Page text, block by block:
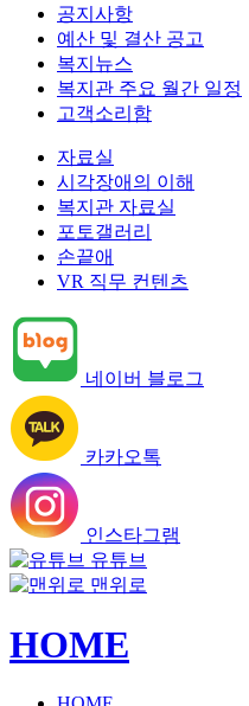
공지사항
예산 및 결산 공고
복지뉴스
복지관 주요 월간 일정
고객소리함
자료실
시각장애의 이해
복지관 자료실
포토갤러리
손끝애
VR 직무 컨텐츠
네이버 블로그
카카오톡
인스타그램
유튜브
맨위로
HOME